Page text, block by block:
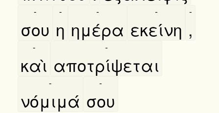
σου
-
η
-
ημέρα
-
εκείνη
-
,
-
καὶ
-
αποτρίψεται
-
νόμιμά
-
σου
-